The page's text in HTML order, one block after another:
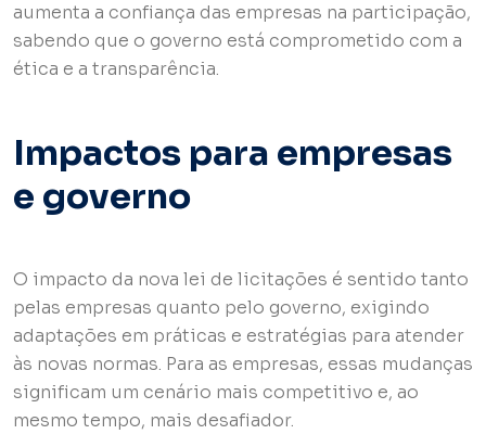
aumenta a confiança das empresas na participação,
sabendo que o governo está comprometido com a
ética e a transparência.
Impactos para empresas
e governo
O impacto da nova lei de licitações é sentido tanto
pelas empresas quanto pelo governo, exigindo
adaptações em práticas e estratégias para atender
às novas normas. Para as empresas, essas mudanças
significam um cenário mais competitivo e, ao
mesmo tempo, mais desafiador.